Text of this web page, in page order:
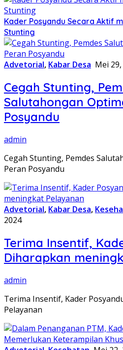
Kader Posyandu Secara Aktif
Stunting
Advetorial, Kabar Desa Mei
Cegah Stunting,
Salutahongan
Posyandu
admin
Cegah Stunting, Pemdes
Peran Posyandu
Advetorial, Kabar Desa,
2024
Terima Insentif,
Diharapkan
admin
Terima Insentif, Kader
Pelayanan